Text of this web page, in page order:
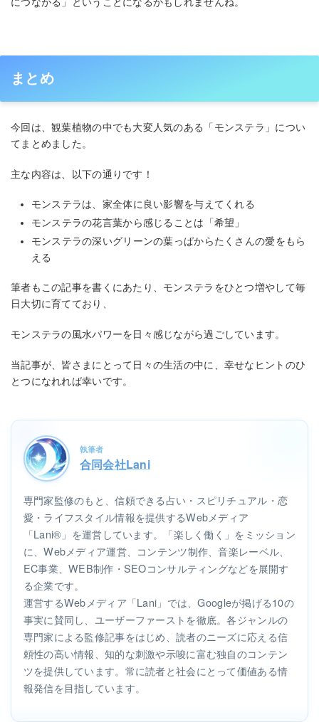
まとめ
今回は、観葉植物の中でも大変人気のある「モンステラ」につい
てまとめました。
主な内容は、以下の通りです！
モンステラは、家全体に良い影響を与えてくれる
モンステラの花言葉から感じることは「希望」
モンステラの深いグリーンの葉っぱからたくさんの愛をもら
える
筆者もこの記事を書くにあたり、モンステラをひとつ増やして毎
日大切に育てており、
モンステラの風水パワーを日々感じながら過ごしています。
当記事が、皆さまにとって日々の生活の中に、幸せなヒントのひ
とつになれれば幸いです。
執筆者
合同会社Lani
専門家監修のもと、信頼できる占い・スピリチュアル・恋
愛・ライフスタイル情報を提供するWebメディア
「Lani®」を運営しています。「楽しく働く」をミッション
に、Webメディア運営、コンテンツ制作、音楽レーベル、
EC事業、WEB制作・SEOコンサルティングなどを展開す
る企業です。
運営するWebメディア「Lani」では、Googleが掲げる10の
事実に賛同し、ユーザーファーストを徹底。各ジャンルの
専門家による監修記事をはじめ、読者のニーズに応える信
頼性の高い情報、知的な刺激や示唆に富む独自のコンテン
ツを提供しています。常に読者と社会にとって価値ある情
報発信を目指しています。